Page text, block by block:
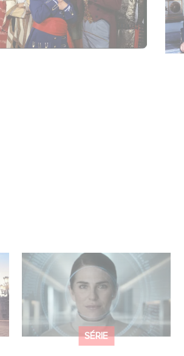
SÉRIE
La nouvelle production
Gaumont USA : « Futuro
Desierto »